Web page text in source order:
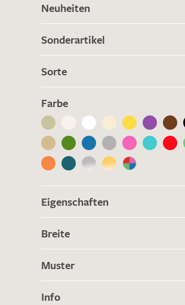
Es sind bisher keine
Merkliste.
Sollten Sie dennoch
Musteranfrage stellen
Sie diese bitte im Feld
Neuheiten
Sonderartikel
Sorte
Farbe
Eigenschaften
Breite
Muster
Info